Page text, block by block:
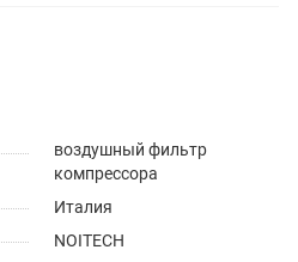
воздушный фильтр
компрессора
Италия
NOITECH